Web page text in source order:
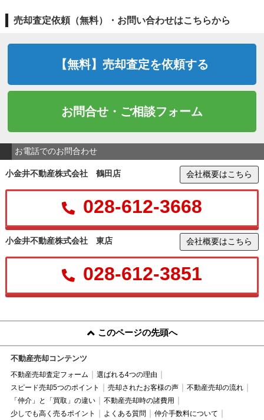
売却査定依頼（無料）・お問い合わせはこちらから
【無料】売却査定を依頼する
お問合せ・ご相談フォーム
お電話でのお問合わせ
小金井不動産株式会社 鶴田店 会社概要はこちら
028-612-3668
小金井不動産株式会社 東店 会社概要はこちら
028-612-3851
このページの先頭へ
不動産売却コンテンツ
不動産売却査定フォーム
選ばれる4つの理由
スピード売却5つのポイント
売却されたお客様の声
不動産売却の流れ
「仲介」と「買取」の違い
不動産売却時の諸費用
少しでも高く売るポイント
よくある質問
仲介手数料について